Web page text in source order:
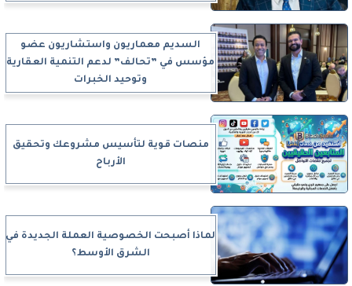
السديم معماريون واستشاريون عضو
مؤسس في ”تحالف” لدعم التنمية العقارية
وتوحيد الخبرات
منصات قوية لتأسيس مشروعك وتحقيق
الأرباح
لماذا أصبحت الخصوصية العملة الجديدة في
الشرق الأوسط؟